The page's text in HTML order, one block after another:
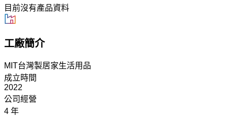
目前沒有產品資料
工廠簡介
MIT台灣製居家生活用品
成立時間
2022
公司經營
4 年